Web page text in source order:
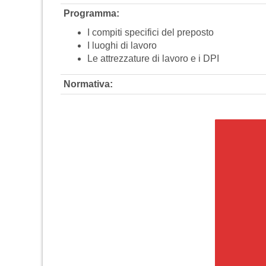
Programma:
I compiti specifici del preposto
I luoghi di lavoro
Le attrezzature di lavoro e i DPI
Normativa: